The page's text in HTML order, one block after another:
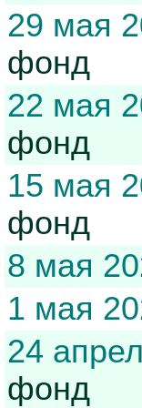
29 мая
фонд
22 мая
фонд
15 мая
фонд
8 мая
1 мая
24
фонд